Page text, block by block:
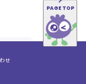
PAGE TOP
せ